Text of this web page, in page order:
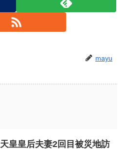
mayu
天皇皇后夫妻2回目被災地訪